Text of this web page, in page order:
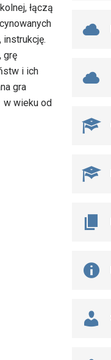
łączą
grę
i ich
gra
wieku od